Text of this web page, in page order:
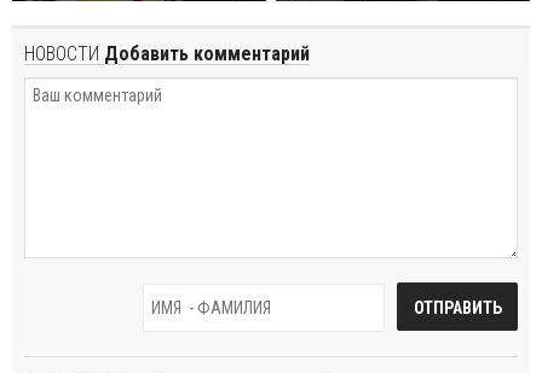
НОВОСТИ Добавить комментарий